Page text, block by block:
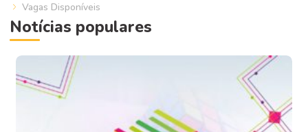
Vagas Disponíveis
Notícias populares